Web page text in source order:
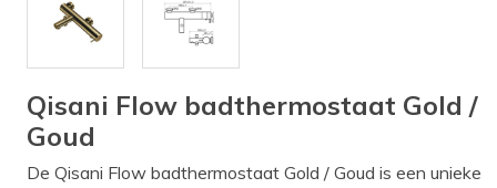
Wastafels
Qisani Flow badthermostaat Gold /
Goud
De Qisani Flow badthermostaat Gold / Goud is een unieke